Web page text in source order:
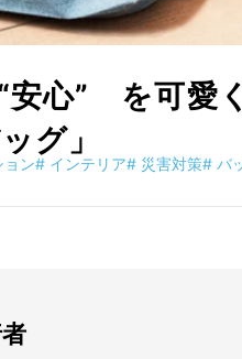
心” を可愛
グ」
ョン# インテリア# 災害対策# バ